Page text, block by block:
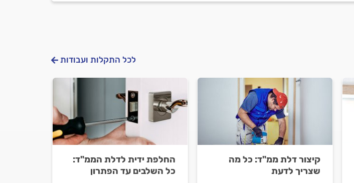
לכל התקלות ועבודות
קיצור דלת ממ"ד: כל מה
שצריך לדעת
החלפת ידית לדלת הממ"ד:
כל השלבים עד הפתרון